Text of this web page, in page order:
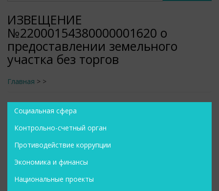
ИЗВЕЩЕНИЕ
№22000154380000001620 о
предоставлении земельного
участка без торгов
Главная > >
Социальная сфера
Контрольно-счетный орган
Противодействие коррупции
Экономика и финансы
Национальные проекты